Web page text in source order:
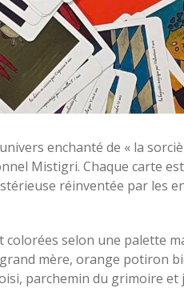
enchanté de « la
Mistigri. Chaque carte
réinventée par les
colorées selon une palette
mère, orange potiron
parchemin du grimoire et